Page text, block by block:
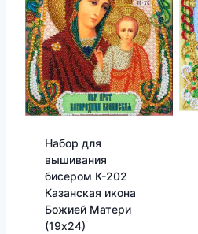
Набор для
вышивания
бисером К-202
Казанская икона
Божией Матери
(19х24)